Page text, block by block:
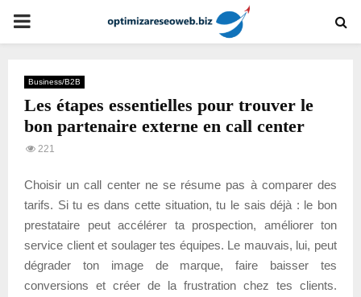
PRIMARY
Business/B2B
Les étapes essentielles pour trouver le
bon partenaire externe en call center
221
Choisir un call center ne se résume pas à comparer des
tarifs. Si tu es dans cette situation, tu le sais déjà : le bon
prestataire peut accélérer ta prospection, améliorer ton
service client et soulager tes équipes. Le mauvais, lui, peut
dégrader ton image de marque, faire baisser tes
conversions et créer de la frustration chez tes clients.